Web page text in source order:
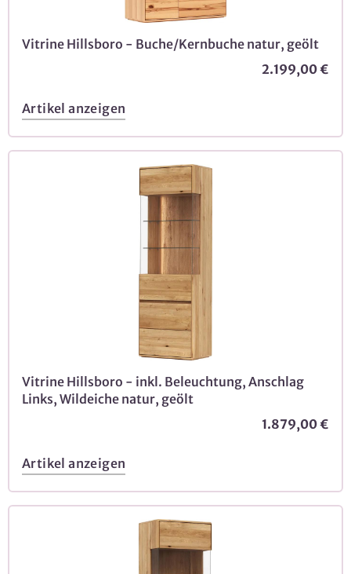
Vitrine Hillsboro - Buche/Kernbuche natur, geölt
2.199,00 €
Artikel anzeigen
Vitrine Hillsboro - inkl. Beleuchtung, Anschlag
Links, Wildeiche natur, geölt
1.879,00 €
Artikel anzeigen